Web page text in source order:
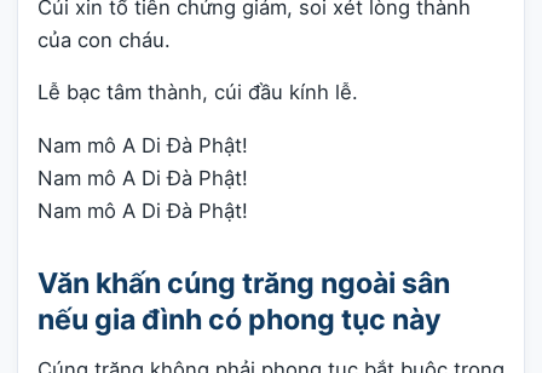
Cúi xin tổ tiên chứng giám, soi xét lòng thành
của con cháu.
Lễ bạc tâm thành, cúi đầu kính lễ.
Nam mô A Di Đà Phật!
Nam mô A Di Đà Phật!
Nam mô A Di Đà Phật!
Văn khấn cúng trăng ngoài sân
nếu gia đình có phong tục này